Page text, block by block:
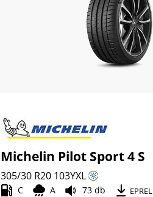
Michelin Pilot Sport 4 S
305/30 R20 103YXL
C A 73 db EPREL